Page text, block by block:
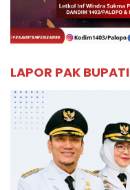
LAPOR PAK BUPATI